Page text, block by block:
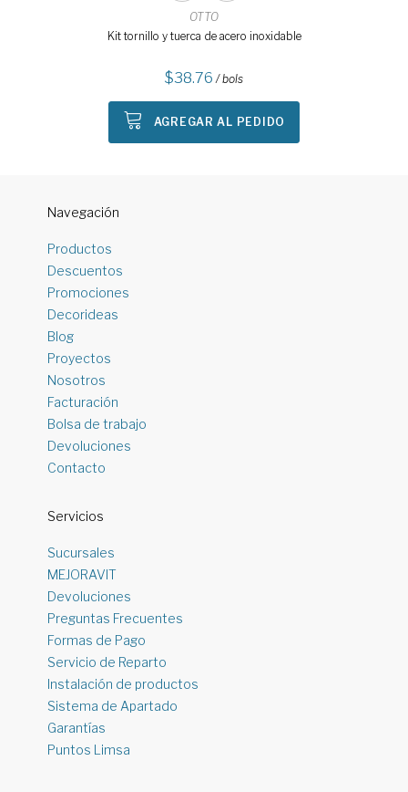
OTTO
Kit tornillo y tuerca de acero inoxidable
38.76 / bols
AGREGAR AL PEDIDO
Navegación
Productos
Descuentos
Promociones
Decorideas
Blog
Proyectos
Nosotros
Facturación
Bolsa de trabajo
Devoluciones
Contacto
Servicios
Sucursales
MEJORAVIT
Devoluciones
Preguntas Frecuentes
Formas de Pago
Servicio de Reparto
Instalación de productos
Sistema de Apartado
Garantías
Puntos Limsa